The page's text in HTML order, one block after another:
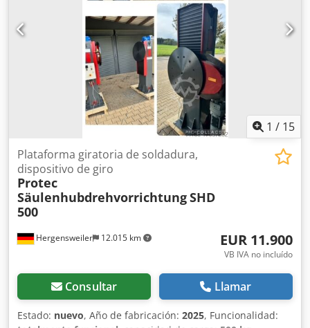
1 / 15
Hergensweiler 12.015 km
Plataforma giratoria de soldadura,
dispositivo de giro
Protec
SäulenhubdrehvorrichtungSHD
500
EUR 11.900
VB IVA no incluído
Consultar Llamar
Estado: nuevo, Año de fabricación: 2025, Funcionalidad: